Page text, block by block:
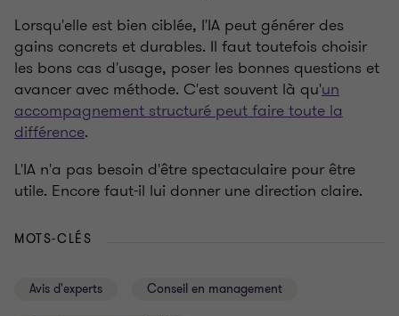
Lorsqu'elle est bien ciblée, l'IA peut générer des
gains concrets et durables. Il faut toutefois choisir
les bons cas d'usage, poser les bonnes questions et
avancer avec méthode. C'est souvent là qu'un
accompagnement structuré peut faire toute la
différence.
L'IA n'a pas besoin d'être spectaculaire pour être
utile. Encore faut-il lui donner une direction claire.
MOTS-CLÉS
Avis d'experts Conseil en management